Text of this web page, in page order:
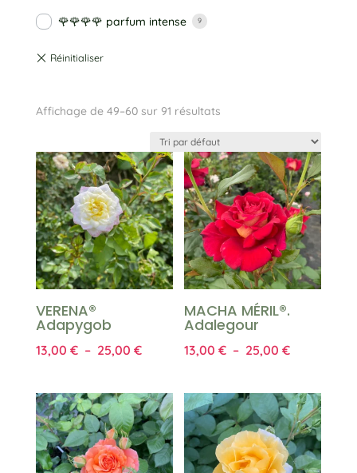
🌹🌹🌹🌹 parfum intense 9
Affichage de 49–60 sur 91 résultats
VERENA®
Adapygob
13,00 € – 25,00 €Plage
prix :
13,00 €
à
25,00 €
MACHA MÉRIL®.
Adalegour
13,00€ – 25,00€Plage
prix :
13,00 €
à
25,00 €